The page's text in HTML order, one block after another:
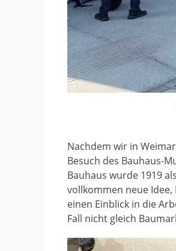
Nachdem wir in
Besuch des Bauhaus-
Bauhaus wurde 1919
vollkommen neue
einen Einblick in die
Fall nicht gleich